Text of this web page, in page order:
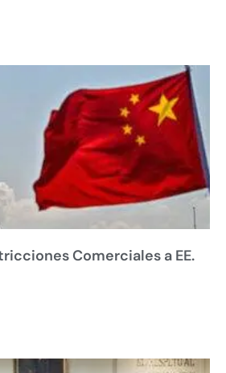
Comerciales a EE.